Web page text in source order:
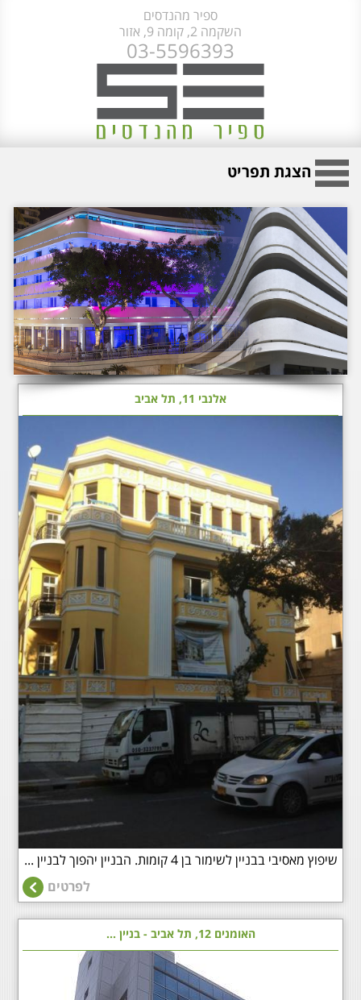
ספיר מהנדסים
השקמה 2, קומה 9, אזור
03-5596393
הצגת תפריט
האומנים 12, תל אביב - בניין ...
אלנבי 11, תל אביב
שיפוץ מאסיבי בבניין לשימור בן 4 קומות. הבניין יהפוך לבניין ...
לפרטים